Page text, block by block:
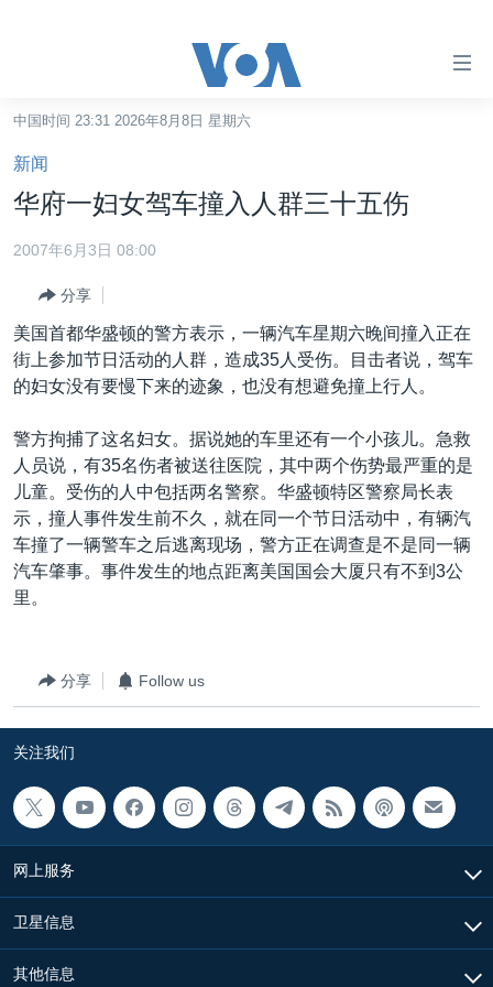
碍
链
接
跳
转
容
跳
导
跳
转
到
检
索
港澳
国际
最新国际新闻
中东
欧洲
非洲
美洲
分类新闻
人权·法律·宗教
科教·文娱·体健
军事
劳工
热点专题
白宫要闻
国会报道
美中关系
南中国海争端
关注新疆
VOA视频
VOA今日焦点
中文广播
其他语言网站
中国时间 23:31 2026年8月8日 星期六
新闻
华府一妇女驾车撞入人群三十五伤
2007年6月3日 08:00
分享
美国首都华盛顿的警方表示，一辆汽车星期六晚间撞入正在
街上参加节日活动的人群，造成35人受伤。目击者说，驾车
的妇女没有要慢下来的迹象，也没有想避免撞上行人。
警方拘捕了这名妇女。据说她的车里还有一个小孩儿。急救
人员说，有35名伤者被送往医院，其中两个伤势最严重的是
儿童。受伤的人中包括两名警察。华盛顿特区警察局长表
示，撞人事件发生前不久，就在同一个节日活动中，有辆汽
车撞了一辆警车之后逃离现场，警方正在调查是不是同一辆
汽车肇事。事件发生的地点距离美国国会大厦只有不到3公
里。
分享 Follow us
关注我们
网上服务
卫星信息
其他信息